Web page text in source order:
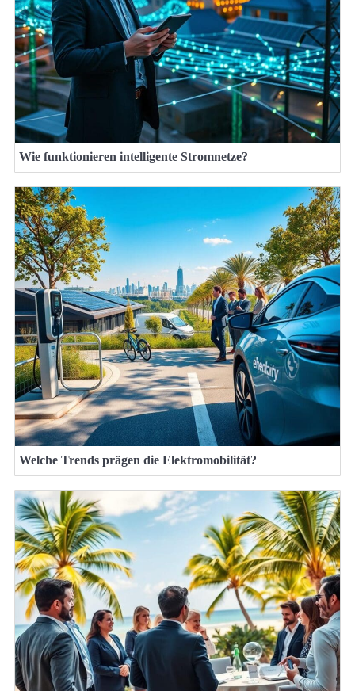
Wie funktionieren intelligente Stromnetze?
Welche Trends prägen die Elektromobilität?